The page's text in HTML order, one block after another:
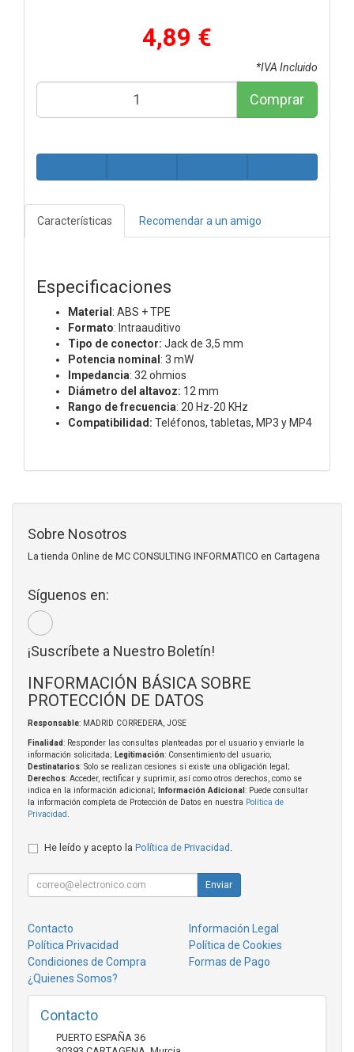
4,89 €
*IVA Incluido
Comprar
Características Recomendar a un amigo
Especificaciones
Material : ABS + TPE
Formato: Intraauditivo
Tipo de conector: Jack de 3,5 mm
Potencia nominal : 3 mW
Impedancia: 32 ohmios
Diámetro del altavoz: 12 mm
Rango de frecuencia: 20 Hz-20 KHz
Compatibilidad: Teléfonos, tabletas, MP3 y MP4
Sobre Nosotros
La tienda Online de MC CONSULTING INFORMATICO en Cartagena
Síguenos en:
¡Suscríbete a Nuestro Boletín!
INFORMACIÓN BÁSICA SOBRE
PROTECCIÓN DE DATOS
Responsable: MADRID CORREDERA, JOSE
Finalidad: Responder las consultas planteadas por el usuario y enviarle la
información solicitada; Legitimación: Consentimiento del usuario;
Destinatarios: Solo se realizan cesiones si existe una obligación legal;
Derechos: Acceder, rectificar y suprimir, así como otros derechos, como se
indica en la información adicional;
Información Adicional : Puede consultar
la información completa de Protección de Datos en nuestra Política de
Privacidad
He leído y acepto la Política de Privacidad
Enviar
Contacto
Información Legal
Política Privacidad
Política de Cookies
Condiciones de Compra
Formas de Pago
¿Quienes Somos?
Contacto
PUERTO ESPAÑA 36